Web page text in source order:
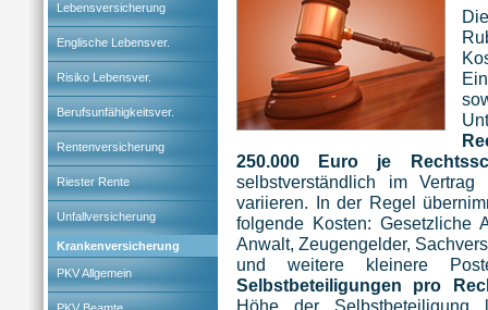
Lebensversicherung
Englische Lebensver.
Risiko Lebensver.
Berufsunfähigkeitsver.
Rentenversicherung
Riester Rente
Unfallversicherung
Krankenversicherung
PKV Allgemein
250.000 Euro je
selbstverständlich im
variieren. In der Regel
folgende Kosten: Gesetzliche
Anwalt, Zeugengelder,
und weitere kleinere
Selbstbeteiligungen pro
Höhe der